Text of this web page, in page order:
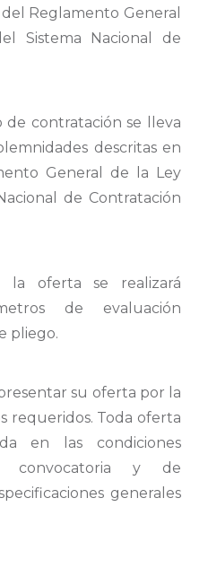
Reglamento General
Sistema Nacional de
de contratación se lleva
descritas en
General de la Ley
de Contratación
la oferta se realizará
de evaluación
pliego.
su oferta por la
requeridos. Toda oferta
en las condiciones
convocatoria y de
generales